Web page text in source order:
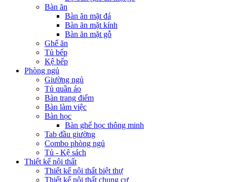
Bàn ăn
Bàn ăn mặt đá
Bàn ăn mặt kính
Bàn ăn mặt gỗ
Ghế ăn
Tủ bếp
Kệ bếp
Phòng ngủ
Giường ngủ
Tủ quần áo
Bàn trang điểm
Bàn làm việc
Bàn học
Bàn ghế học thông minh
Tab đầu giường
Combo phòng ngủ
Tủ - Kệ sách
Thiết kế nội thất
Thiết kế nội thất biệt thự
Thiết kế nội thất chung cư